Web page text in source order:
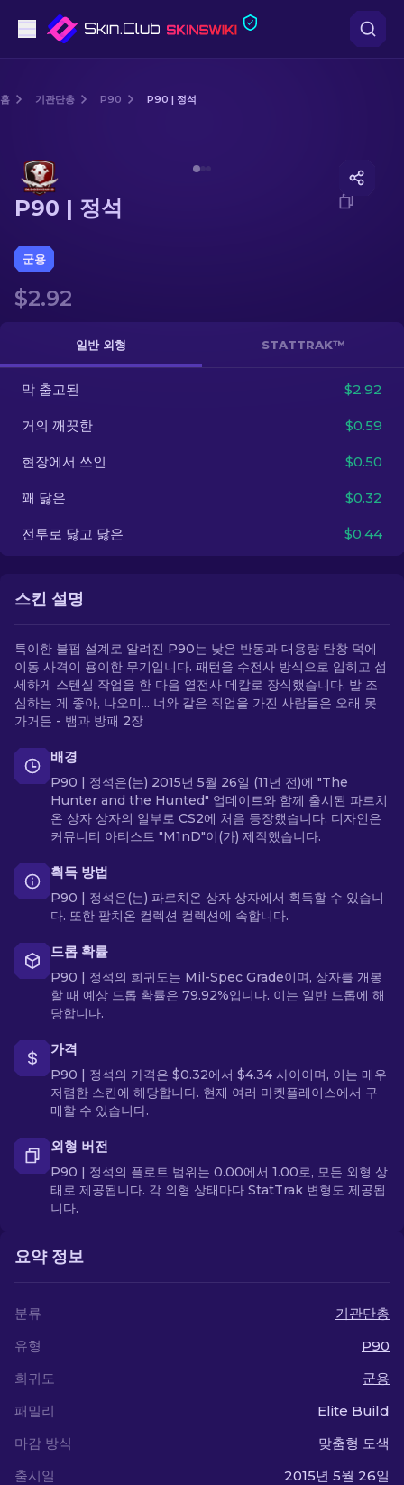
돌격소총
저격소총
장갑
케이스
기타
홈 기관단총 P90 P90 | 정석
P90 | 정석
군용
$2.92
일반 외형 STATTRAK™
막 출고된 $2.92
거의 깨끗한 $0.59
현장에서 쓰인 $0.50
꽤 닳은 $0.32
전투로 닳고 닳은 $0.44
스킨 설명
특이한 불펍 설계로 알려진 P90는 낮은 반동과 대용량 탄창 덕에
이동 사격이 용이한 무기입니다. 패턴을 수전사 방식으로 입히고 섬
세하게 스텐실 작업을 한 다음 열전사 데칼로 장식했습니다. 발 조
심하는 게 좋아, 나오미... 너와 같은 직업을 가진 사람들은 오래 못
가거든 - 뱀과 방패 2장
배경
P90 | 정석은(는) 2015년 5월 26일 (11년 전)에 "The
Hunter and the Hunted" 업데이트와 함께 출시된 파르치
온 상자 상자의 일부로 CS2에 처음 등장했습니다. 디자인은
커뮤니티 아티스트 "M1nD"이(가) 제작했습니다.
획득 방법
P90 | 정석은(는) 파르치온 상자 상자에서 획득할 수 있습니
다. 또한 팔치온 컬렉션 컬렉션에 속합니다.
드롭 확률
P90 | 정석의 희귀도는 Mil-Spec Grade이며, 상자를 개봉
할 때 예상 드롭 확률은 79.92%입니다. 이는 일반 드롭에 해
당합니다.
가격
P90 | 정석의 가격은 $0.32에서 $4.34 사이이며, 이는 매우
저렴한 스킨에 해당합니다. 현재 여러 마켓플레이스에서 구
매할 수 있습니다.
외형 버전
P90 | 정석의 플로트 범위는 0.00에서 1.00로, 모든 외형 상
태로 제공됩니다. 각 외형 상태마다 StatTrak 변형도 제공됩
니다.
요약 정보
분류
기관단총
유형
P90
희귀도
군용
패밀리
Elite Build
마감 방식
맞춤형 도색
출시일
2015년 5월 26일